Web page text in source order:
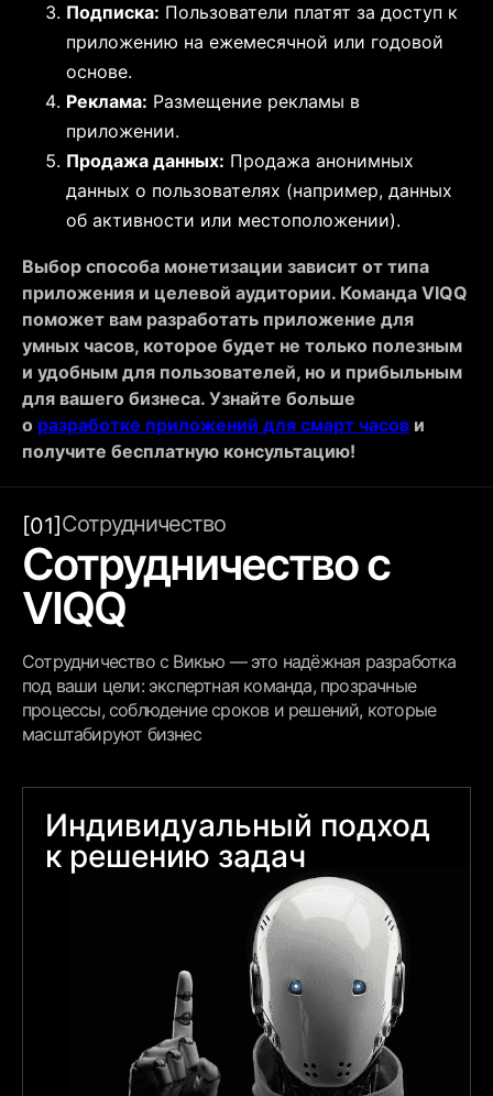
Подписка: Пользователи платят за доступ к
приложению на ежемесячной или годовой
основе.
Реклама: Размещение рекламы в
приложении.
Продажа данных: Продажа анонимных
данных о пользователях (например, данных
об активности или местоположении).
Выбор способа монетизации зависит от типа
приложения и целевой аудитории. Команда VIQQ
поможет вам разработать приложение для
умных часов, которое будет не только полезным
и удобным для пользователей, но и прибыльным
для вашего бизнеса. Узнайте больше
о разработке приложений для смарт часов и
получите бесплатную консультацию!
[01] Сотрудничество
Сотрудничество с
VIQQ
Сотрудничество с Викью — это надёжная разработка
под ваши цели: экспертная команда, прозрачные
процессы, соблюдение сроков и решений, которые
масштабируют бизнес
Индивидуальный подход
к решению задач